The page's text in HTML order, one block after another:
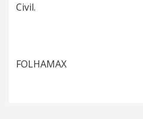
Civil.
FOLHAMAX